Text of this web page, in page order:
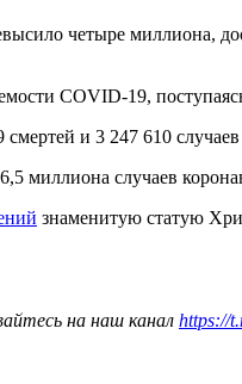
четыре миллиона,
COVID-19,
и 3 247 610
миллиона случаев
знаменитую статую
на наш канал https://